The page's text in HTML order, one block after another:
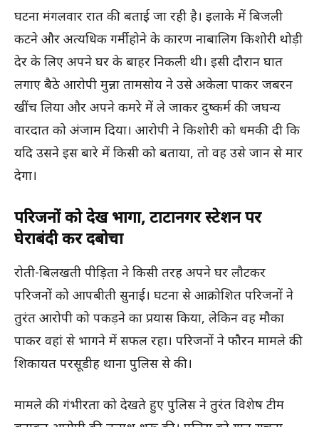
घटना मंगलवार रात की बताई जा रही है। इलाके में बिजली
कटने और अत्यधिक गर्मी होने के कारण नाबालिग किशोरी थोड़ी
देर के लिए अपने घर के बाहर निकली थी। इसी दौरान घात
लगाए बैठे आरोपी मुन्ना तामसोय ने उसे अकेला पाकर जबरन
खींच लिया और अपने कमरे में ले जाकर दुष्कर्म की जघन्य
वारदात को अंजाम दिया। आरोपी ने किशोरी को धमकी दी कि
यदि उसने इस बारे में किसी को बताया, तो वह उसे जान से मार
देगा।
परिजनों को देख भागा, टाटानगर स्टेशन पर
घेराबंदी कर दबोचा
रोती-बिलखती पीड़िता ने किसी तरह अपने घर लौटकर
परिजनों को आपबीती सुनाई। घटना से आक्रोशित परिजनों ने
तुरंत आरोपी को पकड़ने का प्रयास किया, लेकिन वह मौका
पाकर वहां से भागने में सफल रहा। परिजनों ने फौरन मामले की
शिकायत परसूडीह थाना पुलिस से की।
मामले की गंभीरता को देखते हुए पुलिस ने तुरंत विशेष टीम